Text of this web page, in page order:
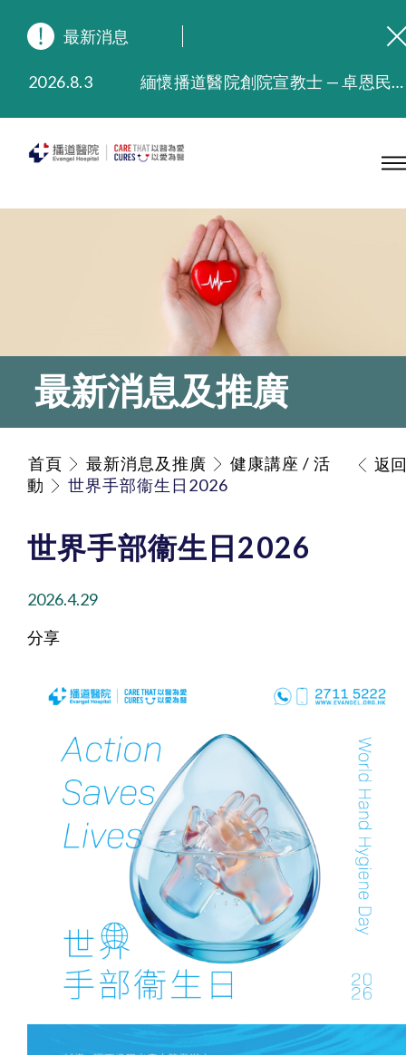
最新消息
2026.8.3
緬懷播道醫院創院宣教士 — 卓恩民醫生香港追思會
2025.9.23
本院在暴雨或颱風警告信號 (包括黑色暴雨及8號或以上熱帶氣旋警告信號) 下，仍會維持有限度服務。如有查詢，可致電2711 5222。
2025.7.21
播道醫院手機App已推出查閱病歷記錄及求診資料功能，請即下載
最新消息及推廣
首頁 最新消息及推廣
健康講座 / 活
動
世界手部衞生日2026
返回
世界手部衞生日2026
2026.4.29
分享